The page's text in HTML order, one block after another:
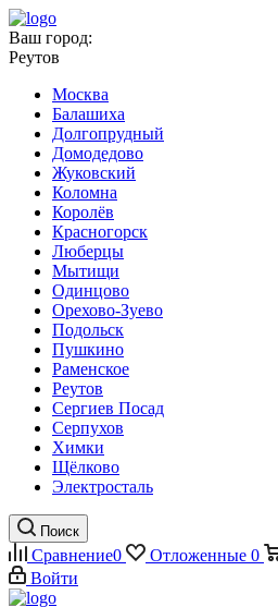
Ваш город:
Реутов
Москва
Балашиха
Долгопрудный
Домодедово
Жуковский
Коломна
Королёв
Красногорск
Люберцы
Мытищи
Одинцово
Орехово-Зуево
Подольск
Пушкино
Раменское
Реутов
Сергиев Посад
Серпухов
Химки
Щёлково
Электросталь
Поиск
Сравнение0 Отложенные 0
Войти